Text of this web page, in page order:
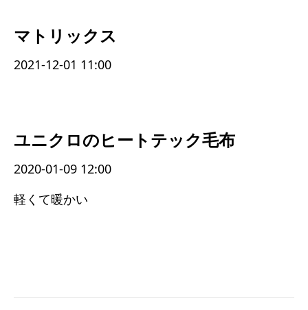
マトリックス
2021-12-01 11:00
ユニクロのヒートテック毛布
2020-01-09 12:00
軽くて暖かい